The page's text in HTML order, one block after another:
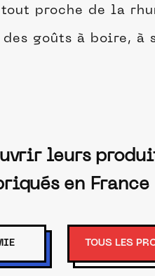
proche de la
goûts à boire, à
leurs
en France
TOUS LES